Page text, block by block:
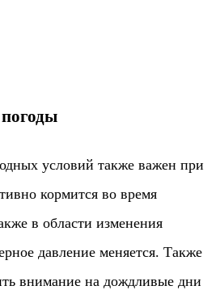
условий также важен при
кормится во время
в области изменения
давление меняется. Также
внимание на дождливые дни